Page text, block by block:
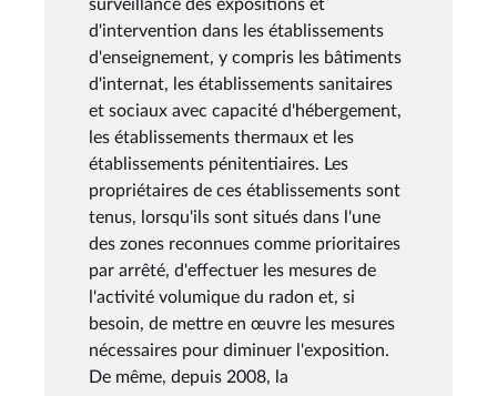
surveillance des expositions et
d'intervention dans les établissements
d'enseignement, y compris les bâtiments
d'internat, les établissements sanitaires
et sociaux avec capacité d'hébergement,
les établissements thermaux et les
établissements pénitentiaires. Les
propriétaires de ces établissements sont
tenus, lorsqu'ils sont situés dans l'une
des zones reconnues comme prioritaires
par arrêté, d'effectuer les mesures de
l'activité volumique du radon et, si
besoin, de mettre en œuvre les mesures
nécessaires pour diminuer l'exposition.
De même, depuis 2008, la